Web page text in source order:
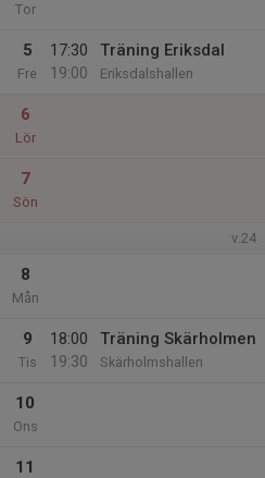
Tor
5
Fre
17:30
19:00
Träning Eriksdal
Eriksdalshallen
6
Lör
7
Sön
v.24
8
Mån
9
Tis
18:00
19:30
Träning Skärholmen
Skärholmshallen
10
Ons
11